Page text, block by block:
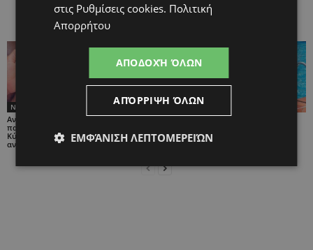
ΠΑΡΟΜΟΙΑ ΑΡΘΡΑ
News
Ανησυχητική αύξηση του
παιδικού καρκίνου στην
Κύπρο – Οι επιστήμονες
αναζητούν τις αιτίες
News
Τι λουλούδι είναι το
πικραλίδα ή τουλίπα;
Πνιγμός 4χρονου σε
γονείς δεν ήταν
παρόντες
στις Ρυθμίσεις cookies. Πολιτική
Απορρήτου
ΑΠΟΔΟΧΉ ΌΛΩΝ
ΑΠΌΡΡΙΨΗ ΌΛΩΝ
ΕΜΦΆΝΙΣΗ ΛΕΠΤΟΜΕΡΕΙΏΝ